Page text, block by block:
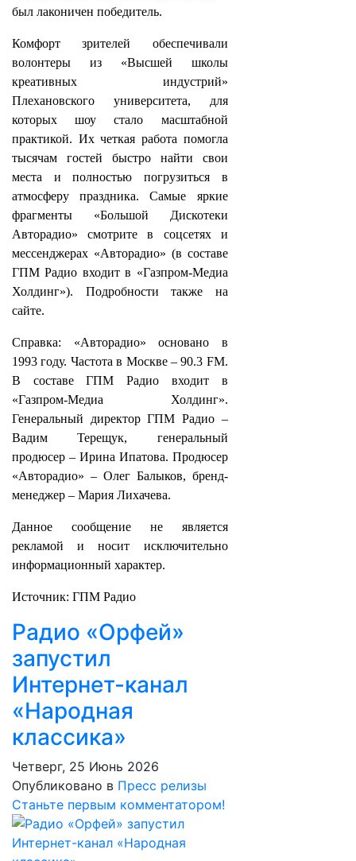
был лаконичен победитель.
Комфорт зрителей обеспечивали
волонтеры из «Высшей школы
креативных индустрий»
Плехановского университета, для
которых шоу стало масштабной
практикой. Их четкая работа помогла
тысячам гостей быстро найти свои
места и полностью погрузиться в
атмосферу праздника. Самые яркие
фрагменты «Большой Дискотеки
Авторадио» смотрите в соцсетях и
мессенджерах «Авторадио» (в составе
ГПМ Радио входит в «Газпром-Медиа
Холдинг»). Подробности также на
сайте.
Справка: «Авторадио» основано в
1993 году. Частота в Москве – 90.3 FM.
В составе ГПМ Радио входит в
«Газпром-Медиа Холдинг».
Генеральный директор ГПМ Радио –
Вадим Терещук, генеральный
продюсер – Ирина Ипатова. Продюсер
«Авторадио» – Олег Балыков, бренд-
менеджер – Мария Лихачева.
Данное сообщение не является
рекламой и носит исключительно
информационный характер.
Источник: ГПМ Радио
Радио «Орфей»
запустил
Интернет-канал
«Народная
классика»
Четверг, 25 Июнь 2026
Опубликовано в Пресс релизы
Станьте первым комментатором!